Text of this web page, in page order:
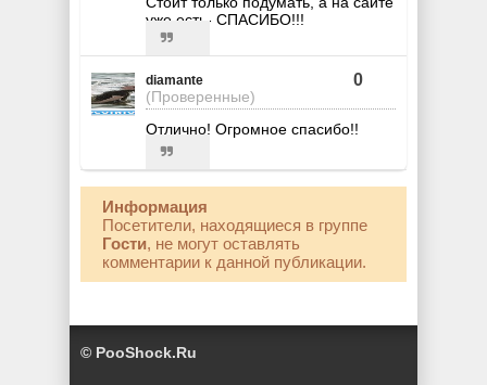
уже есть- СПАСИБО!!!
diamante
(Проверенные)
0
Отлично! Огромное спасибо!!
Информация
Посетители, находящиеся в группе
Гости, не могут оставлять
комментарии к данной публикации.
© PooShock.Ru